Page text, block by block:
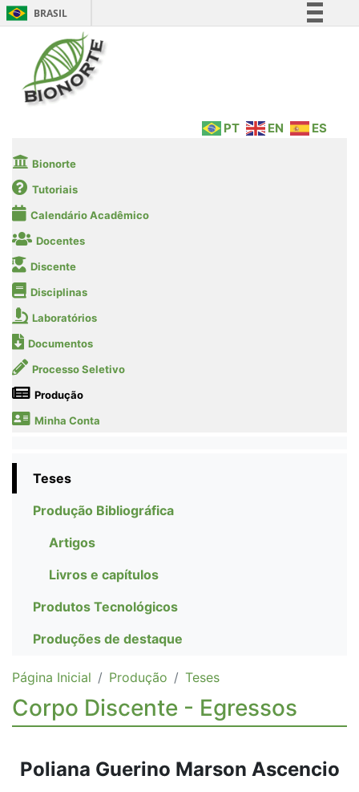
BRASIL
Legislação
PT EN ES
Bionorte
Tutoriais
Calendário Acadêmico
Docentes
Discente
Disciplinas
Laboratórios
Documentos
Processo Seletivo
Produção
Minha Conta
Teses
Produção Bibliográfica
Artigos
Livros e capítulos
Produtos Tecnológicos
Produções de destaque
Página Inicial Produção Teses
Corpo Discente - Egressos
Poliana Guerino Marson Ascencio